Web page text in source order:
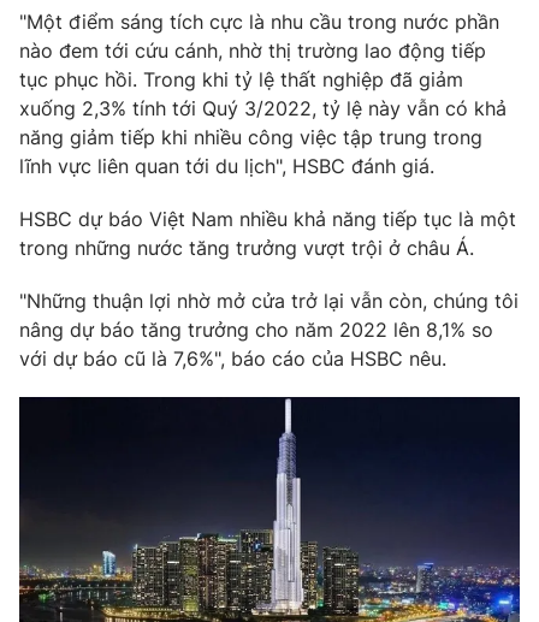
Phim VTV
Hậu trường
Nhân vật
Khán giả
Giải sao mai
Giải trí
Điện ảnh
Âm nhạc
Sao
Đời sống
Du lịch
Chất lượng cuộc sống
Giáo dục
Tuyển sinh
Công nghệ
Hitech Công nghệ tương lai
Sản phẩm
Giao lưu trực tuyến
Podcast
Photo Infographic
"Một điểm sáng tích cực là nhu cầu trong nước phần
nào đem tới cứu cánh, nhờ thị trường lao động tiếp
tục phục hồi. Trong khi tỷ lệ thất nghiệp đã giảm
xuống 2,3% tính tới Quý 3/2022, tỷ lệ này vẫn có khả
năng giảm tiếp khi nhiều công việc tập trung trong
lĩnh vực liên quan tới du lịch", HSBC đánh giá.
HSBC dự báo Việt Nam nhiều khả năng tiếp tục là một
trong những nước tăng trưởng vượt trội ở châu Á.
"Những thuận lợi nhờ mở cửa trở lại vẫn còn, chúng tôi
nâng dự báo tăng trưởng cho năm 2022 lên 8,1% so
với dự báo cũ là 7,6%", báo cáo của HSBC nêu.